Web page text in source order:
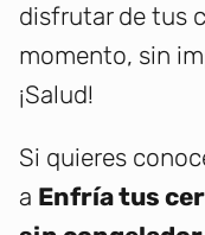
disfrutar de tus
momento, sin
¡Salud!
Si quieres
a Enfría tus